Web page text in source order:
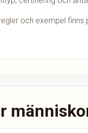
och exempel finns